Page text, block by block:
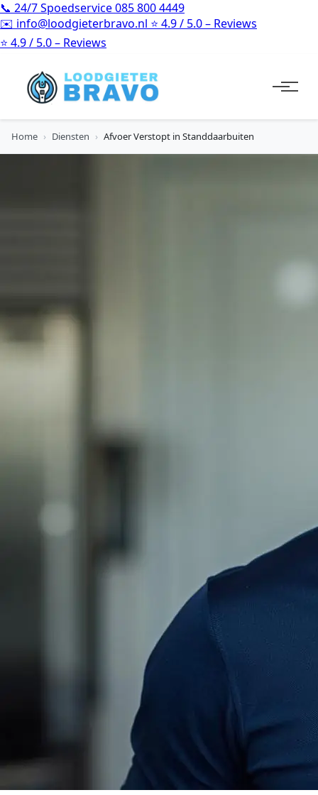
📞 24/7 Spoedservice085 800 4449
✉️ info@loodgieterbravo.nl ⭐ 4.9 / 5.0 – Reviews
⭐ 4.9 / 5.0 – Reviews
Home › Diensten › Afvoer Verstopt in Standdaarbuiten